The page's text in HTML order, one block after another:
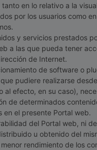
tanto en lo relativo a la
por los usuarios como
y servicios prestados
a las que pueda tener
de Internet.
de software o
pudiere realizarse
al efecto, en su caso),
de determinados
en el presente Portal web.
del Portal web, ni
u obtenido del
menor rendimiento de los